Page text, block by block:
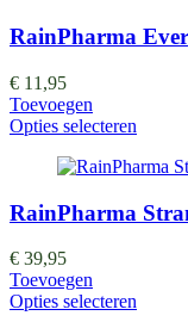
RainPharma
€ 11,95
Toevoegen
Opties selecteren
RainPharma
€ 39,95
Toevoegen
Opties selecteren